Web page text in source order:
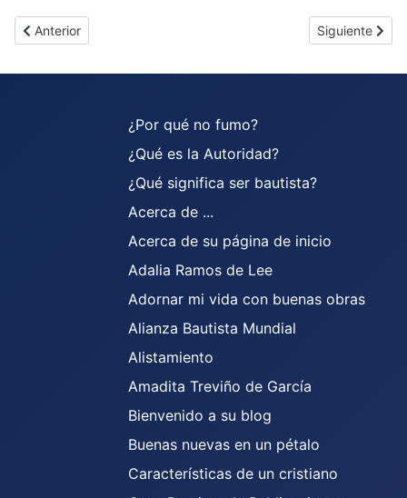
Artículo anterior: Crucigrama 07
Anterior Artículo
Siguiente
¿Por qué no fumo?
¿Qué es la Autoridad?
¿Qué significa ser bautista?
Acerca de ...
Acerca de su página de inicio
Adalia Ramos de Lee
Adornar mi vida con buenas obras
Alianza Bautista Mundial
Alistamiento
Amadita Treviño de García
Bienvenido a su blog
Buenas nuevas en un pétalo
Características de un cristiano